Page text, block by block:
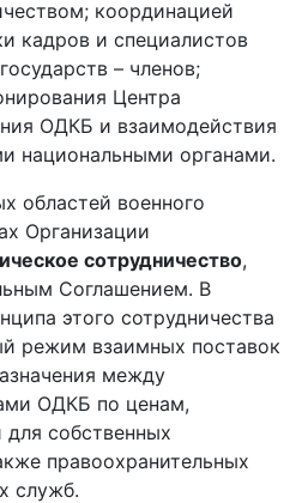
координацией
кадров и специалистов
– членов;
Центра
ОДКБ и взаимодействия
национальными органами.
областей военного
Организации
сотрудничество,
Соглашением. В
этого сотрудничества
режим взаимных поставок
между
ОДКБ по ценам,
собственных
правоохранительных
служб.